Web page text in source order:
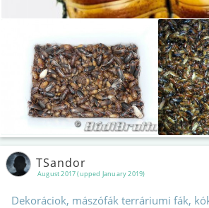
August 2017 (upped January 2019)
TSandor
Dekoráciok, mászófák terráriumi fák,